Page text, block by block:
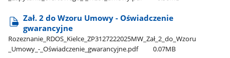
Zał. 2 do Wzoru Umowy - Oświadczenie
gwarancyjne
Rozeznanie​_RDOS​_Kielce​_ZP3127222025MW​_Zał​_2​_do​_Wzoru​
_Umowy​_-​_Oświadczenie​_gwarancyjne.pdf
0.07MB